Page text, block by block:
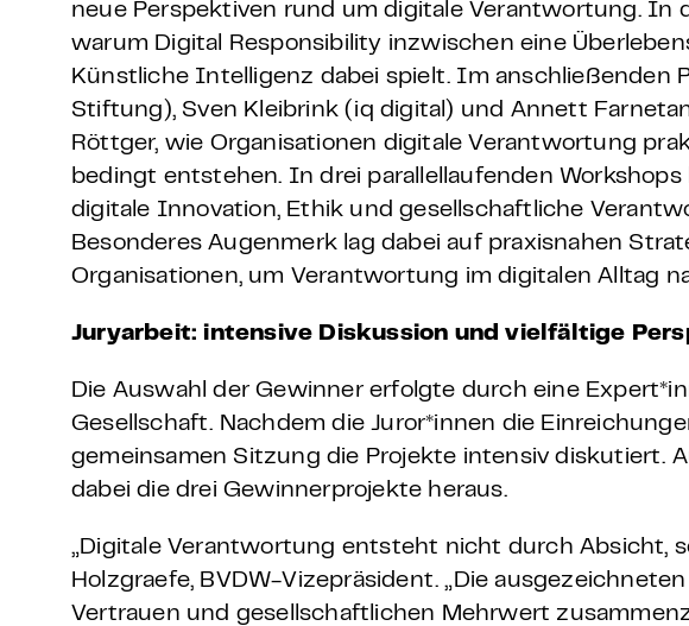
neue Perspektiven rund um digitale Verantwortung. In
warum Digital Responsibility inzwischen eine
Künstliche Intelligenz dabei spielt. Im anschließenden
Stiftung), Sven Kleibrink (iq digital) und Annett
Röttger, wie Organisationen digitale Verantwortung
bedingt entstehen. In drei parallellaufenden
digitale Innovation, Ethik und gesellschaftliche
Besonderes Augenmerk lag dabei auf praxisnahen
Organisationen, um Verantwortung im digitalen Alltag
Juryarbeit: intensive Diskussion und vielfältige
Die Auswahl der Gewinner erfolgte durch eine
Gesellschaft. Nachdem die Juror*innen die
gemeinsamen Sitzung die Projekte intensiv diskutiert.
dabei die drei Gewinnerprojekte heraus.
„Digitale Verantwortung entsteht nicht durch Absicht,
Holzgraefe, BVDW-Vizepräsident. „Die
Vertrauen und gesellschaftlichen Mehrwert